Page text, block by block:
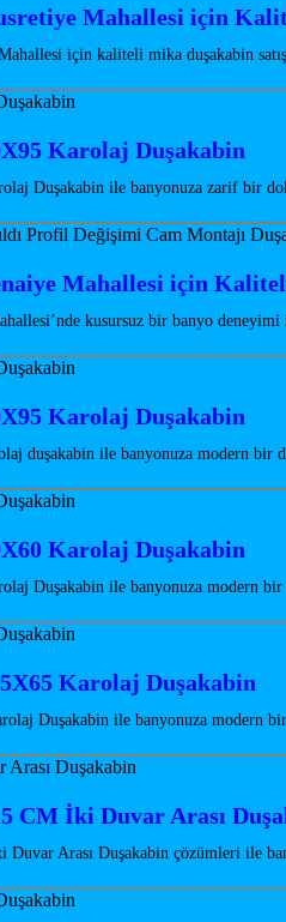
Mahallesi için
için kaliteli mika duşakabin
Karolaj Duşakabin
Duşakabin ile banyonuza zarif bir
Mahallesi için
kusursuz bir banyo
Karolaj Duşakabin
duşakabin ile banyonuza modern bir
Karolaj Duşakabin
Duşakabin ile banyonuza modern bir
Karolaj Duşakabin
Duşakabin ile banyonuza modern
CM İki Duvar Arası
Duvar Arası Duşakabin çözümleri ile